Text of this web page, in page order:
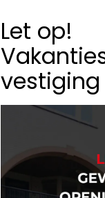
Let op!
vestiging